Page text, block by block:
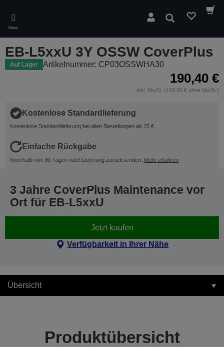
main
content
Menü
Suchen
EB-L5xxU 3Y OSSW CoverPlus
Auf Lager Artikelnummer: CP03OSSWHA30
190,40 €
inkl. MwSt. (160,00 € ohne MwSt.)
Kostenlose Standardlieferung
Kostenlose Standardlieferung bei allen Bestellungen ab 25 €
Einfache Rückgabe
Innerhalb von 30 Tagen nach Lieferung zurücksenden. Mehr erfahren
3 Jahre CoverPlus Maintenance vor
Ort für EB-L5xxU
Jetzt kaufen
Verfügbarkeit in Ihrer Nähe
Übersicht
Produktübersicht